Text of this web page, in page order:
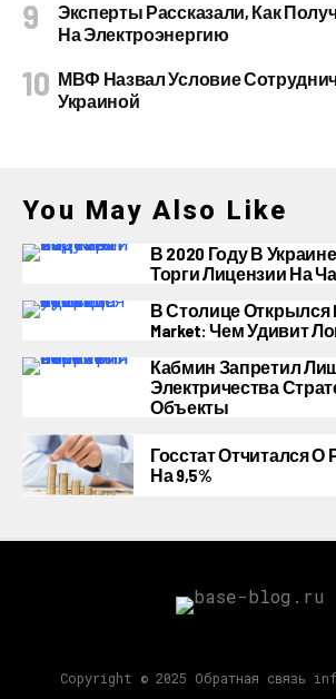
Эксперты Рассказали, Как
На Электроэнергию
МВФ Назвал Условие
Украиной
You May Also Like
В 2020 Году В
Торги Лицензии На
В Столице Открылся
Market: Чем Удивит
Кабмин Запретил
Электричества
Объекты
Госстат Отчитался О
На 9,5%
Copyright © 2025 Обратная связь